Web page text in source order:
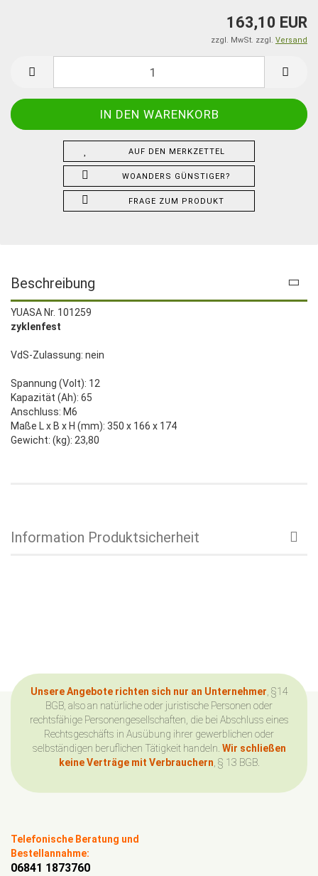
163,10 EUR
zzgl. MwSt. zzgl. Versand
AUF DEN MERKZETTEL
WOANDERS GÜNSTIGER?
FRAGE ZUM PRODUKT
Beschreibung
YUASA Nr. 101259
zyklenfest
VdS-Zulassung: nein
Spannung (Volt): 12
Kapazität (Ah): 65
Anschluss: M6
Maße L x B x H (mm): 350 x 166 x 174
Gewicht: (kg): 23,80
Information Produktsicherheit
Unsere Angebote richten sich nur an Unternehmer , §14
BGB, also an natürliche oder juristische Personen oder
rechtsfähige Personengesellschaften, die bei Abschluss eines
Rechtsgeschäfts in Ausübung ihrer gewerblichen oder
selbständigen beruflichen Tätigkeit handeln. Wir schließen
keine Verträge mit Verbrauchern , § 13 BGB.
Telefonische Beratung und
Bestellannahme:
06841 1873760